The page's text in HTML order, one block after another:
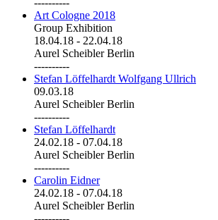
Art Cologne 2018
Group Exhibition
18.04.18 - 22.04.18
Aurel Scheibler Berlin
----------
Stefan Löffelhardt Wolfgang Ullrich
09.03.18
Aurel Scheibler Berlin
----------
Stefan Löffelhardt
24.02.18 - 07.04.18
Aurel Scheibler Berlin
----------
Carolin Eidner
24.02.18 - 07.04.18
Aurel Scheibler Berlin